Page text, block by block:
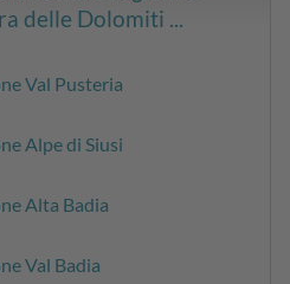
delle Dolomiti ...
Val Pusteria
Alpe di Siusi
Alta Badia
Val Badia